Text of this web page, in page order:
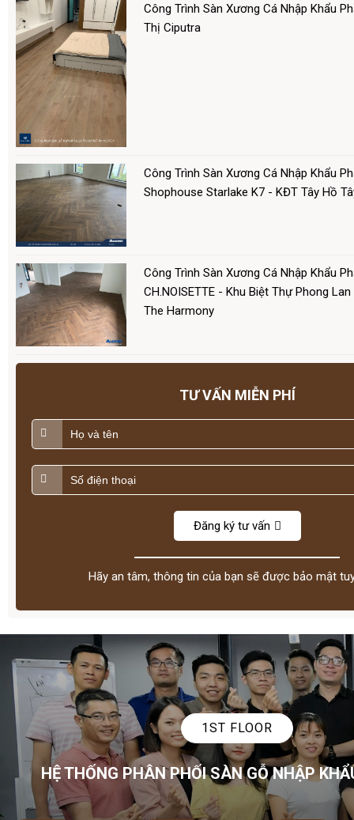
Công Trình Sàn Xương Cá Nhập Khẩu
Thị Ciputra
Công Trình Sàn Xương Cá Nhập Khẩu
Shophouse Starlake K7 - KĐT Tây Hồ
Công Trình Sàn Xương Cá Nhập Khẩu
CH.NOISETTE - Khu Biệt Thự Phong
The Harmony
TƯ VẤN MIỄN PHÍ
Đăng ký tư vấn
Hãy an tâm, thông tin của bạn sẽ được bảo mật
1ST FLOOR
HỆ THỐNG PHÂN PHỐI SÀN GỖ NHẬP